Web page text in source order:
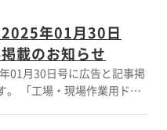
ります。今後も顧客様の要
る提案を行っていく企業
非ご覧くださ
ております。大容量クリー
ろ過クリーナー（APDQO-
働中にメンテの循環式タン
（J-Fシリーズ）、切粉や浮
キュームクリーナー
）そのた 液面計などを掲
い！
年01月30日
載のお知らせ
01月30日号に広告と記事掲
ラ
プメーカーの高機能型ポ